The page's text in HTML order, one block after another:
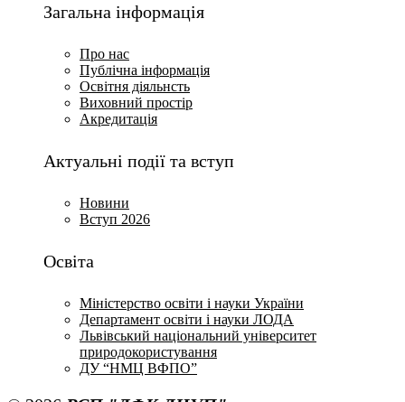
Загальна інформація
Про нас
Публічна інформація
Освітня діяльнсть
Виховний простір
Акредитація
Актуальні події та вступ
Новини
Вступ 2026
Освіта
Міністерство освіти і науки України
Департамент освіти і науки ЛОДА
Львівський національний університет
природокористування
ДУ “НМЦ ВФПО”